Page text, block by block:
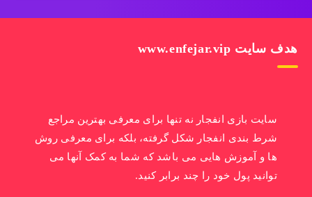
هدف سایت www.enfejar.vip
سایت بازی انفجار نه تنها برای معرفی بهترین مراجع
شرط بندی انفجار شکل گرفته، بلکه برای معرفی روش
ها و آموزش هایی می باشد که شما به کمک آنها می
توانید پول خود را چند برابر کنید.